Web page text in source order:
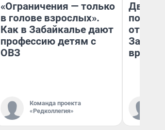
«Ограничения — только
в голове взрослых».
Как в Забайкалье дают
профессию детям с
ОВЗ
Команда проекта
«Редколлегия»
Два
от 100
врачей